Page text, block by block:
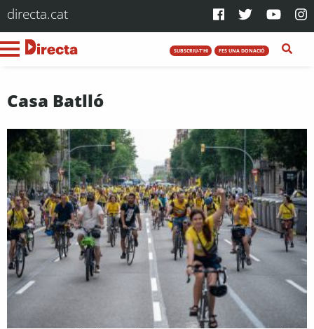
directa.cat
SUBSCRIU-T'HI FES UNA DONACIÓ
Casa Batlló